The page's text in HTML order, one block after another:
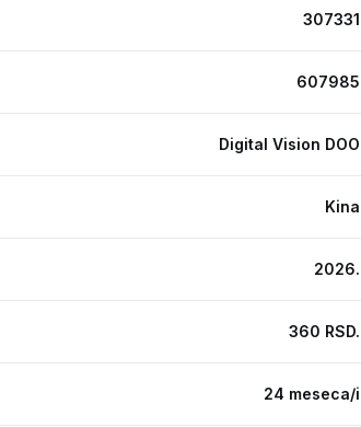
307331
607985
Digital Vision DOO
Kina
2026.
360 RSD.
24 meseca/i